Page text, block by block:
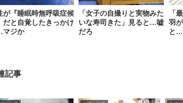
が『睡眠時無呼吸症候
だと自覚したきっかけ
ジか
「女子の自撮りと実物みた
いな寿司きた」見ると…嘘
だろ
「
羽
と…
記事